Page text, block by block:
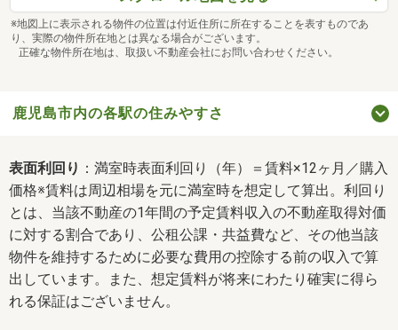
※地図上に表示される物件の位置は付近住所に所在することを表すものであ
り、実際の物件所在地とは異なる場合がございます。
正確な物件所在地は、取扱い不動産会社にお問い合わせください。
鹿児島市内の各駅の住みやすさ
表面利回り ：満室時表面利回り（年）＝賃料×12ヶ月／購入
価格※賃料は周辺相場を元に満室時を想定して算出。利回り
とは、当該不動産の1年間の予定賃料収入の不動産取得対価
に対する割合であり、公租公課・共益費など、その他当該
物件を維持するために必要な費用の控除する前の収入で算
出しています。また、想定賃料が将来にわたり確実に得ら
れる保証はございません。